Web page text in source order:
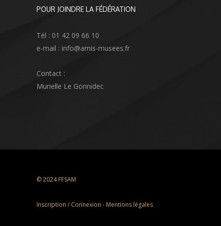
POUR JOINDRE LA FÉDÉRATION
Tél : 01 42 09 66 10
e-mail : info@amis-musees.fr
Contact :
Murielle Le Gonnidec
© 2024 FFSAM
Inscription / Connexion - Mentions légales